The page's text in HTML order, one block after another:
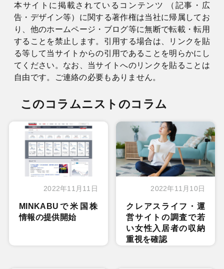
本サイトに掲載されているコンテンツ （記事・広
告・デザイン等）に関する著作権は当社に帰属してお
り、他のホームページ・ブログ等に無断で転載・転用
することを禁止します。引用する場合は、リンクを貼
る等して当サイトからの引用であることを明らかにし
てください。なお、当サイトへのリンクを貼ることは
自由です。ご連絡の必要もありません。
このコラムニストのコラム
2022年11月11日
MINKABUで米国株
情報の提供開始
2022年11月10日
クレアスライフ・運
営サイトの調査で若
い女性入居者の収納
重視を確認